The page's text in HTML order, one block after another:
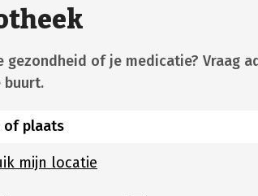
gezondheid of je medicatie? Vraag
buurt.
mijn locatie